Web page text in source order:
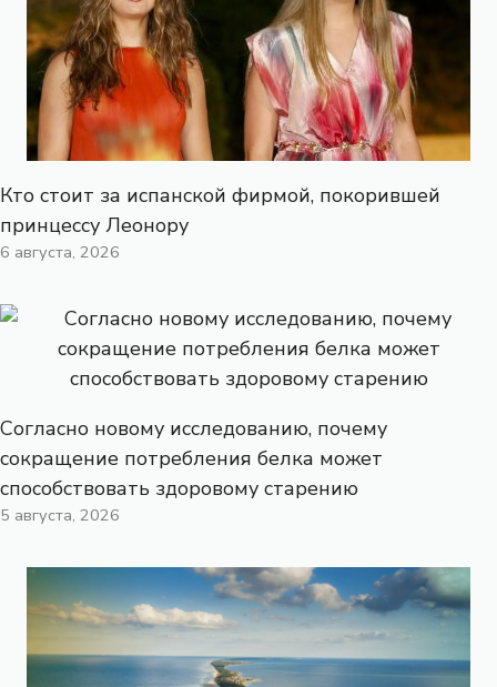
Кто стоит за испанской фирмой, покорившей
принцессу Леонору
6 августа, 2026
Согласно новому исследованию, почему
сокращение потребления белка может
способствовать здоровому старению
5 августа, 2026